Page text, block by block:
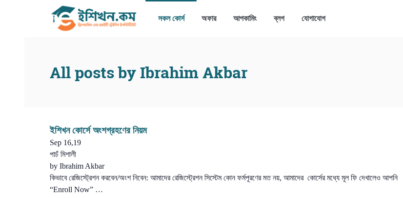
সকল কোর্স অফার আপকামিং ব্লগ যোগাযোগ
All posts by Ibrahim Akbar
ইশিখন কোর্সে অংশগ্রহণের নিয়ম
Sep 16,19
পাচঁ মিশালী
by Ibrahim Akbar
কিভাবে রেজিস্ট্রেশন করবেন/অংশ নিবেন: আমাদের রেজিস্ট্রেশন সিস্টেম কোন ফর্মপূরণের মত নয়, আমাদের কোর্সের মধ্যে মূল ফি দেখালেও আপনি
“Enroll Now” …